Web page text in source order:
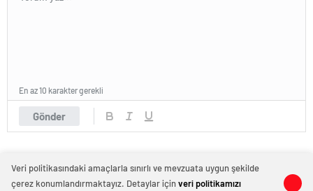
Gönder
En az 10 karakter gerekli
Veri politikasındaki amaçlarla sınırlı ve mevzuata uygun şekilde
çerez konumlandırmaktayız. Detaylar içinveri politikamızı